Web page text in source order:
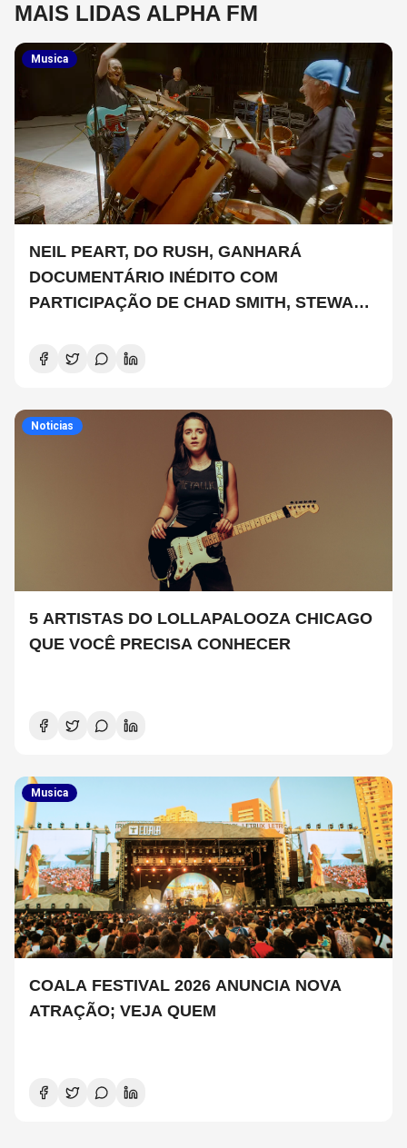
MAIS LIDAS ALPHA FM
Musica
NEIL PEART, DO RUSH, GANHARÁ
DOCUMENTÁRIO INÉDITO COM
PARTICIPAÇÃO DE CHAD SMITH, STEWART
Noticias
5 ARTISTAS DO LOLLAPALOOZA CHICAGO
QUE VOCÊ PRECISA CONHECER
Musica
COALA FESTIVAL 2026 ANUNCIA NOVA
ATRAÇÃO; VEJA QUEM